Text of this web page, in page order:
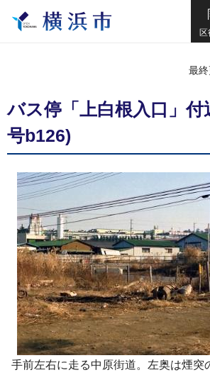
最
バス停「上白根入口」付
号b126)
手前左右に走る中原街道。左奥は煙突